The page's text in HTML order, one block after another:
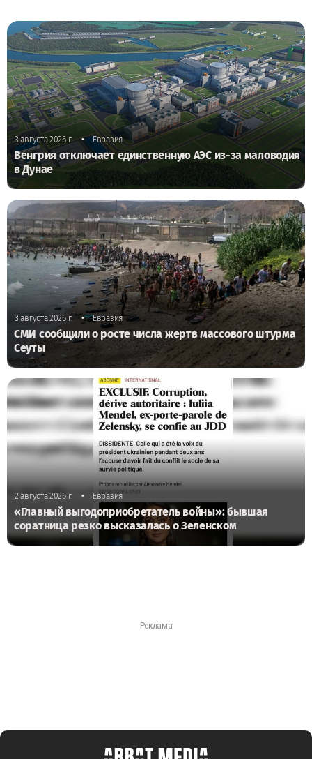
3 августа 2026 г. • Евразия
Венгрия отключает единственную АЭС из-за маловодия
в Дунае
3 августа 2026 г. • Евразия
СМИ сообщили о росте числа жертв массового штурма
Сеуты
2 августа 2026 г. • Евразия
«Главный выгодоприобретатель войны»: бывшая
соратница резко высказалась о Зеленском